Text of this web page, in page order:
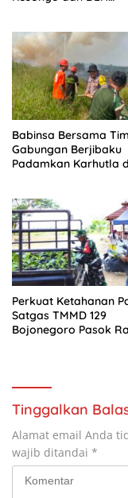
Tanggul Sungai
Babinsa Bersama Tim
Gabungan Berjibaku
Padamkan Karhutla
Perkuat Ketahanan
Satgas TMMD 129
Bojonegoro Pasok
Tinggalkan
Alamat email Anda
wajib ditandai *